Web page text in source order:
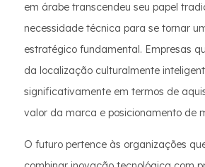
em árabe transcendeu seu papel
necessidade técnica para se tornar
estratégico fundamental. Empresas
da localização culturalmente
significativamente em termos de
valor da marca e posicionamento de
O futuro pertence às organizações